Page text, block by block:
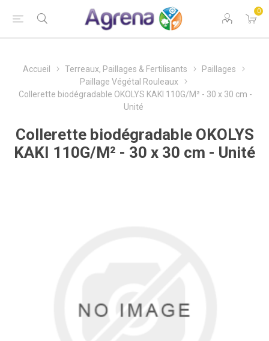
0
Accueil Terreaux, Paillages & Fertilisants
Paillages
Paillage Végétal Rouleaux
Collerette biodégradable OKOLYS KAKI 110G/M² - 30 x 30 cm -
Unité
Collerette biodégradable OKOLYS
KAKI 110G/M² - 30 x 30 cm - Unité